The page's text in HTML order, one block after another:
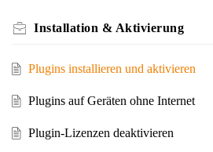
Installation & Aktivierung
Plugins installieren und aktivieren
Plugins auf Geräten ohne Internet
Plugin-Lizenzen deaktivieren